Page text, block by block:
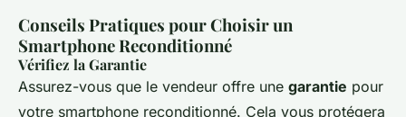
Conseils Pratiques pour Choisir un
Smartphone Reconditionné
Vérifiez la Garantie
Assurez-vous que le vendeur offre une garantie pour
votre smartphone reconditionné. Cela vous protégera